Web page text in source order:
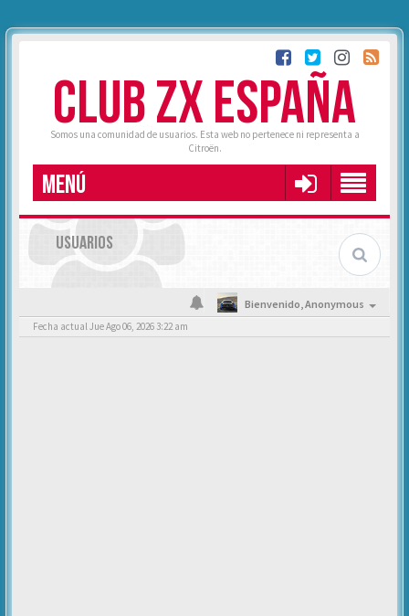
CLUB ZX ESPAÑA
Somos una comunidad de usuarios. Esta web no pertenece ni representa a
Citroën.
MENÚ
USUARIOS
Bienvenido,Anonymous
Fecha actual Jue Ago 06, 2026 3:22 am